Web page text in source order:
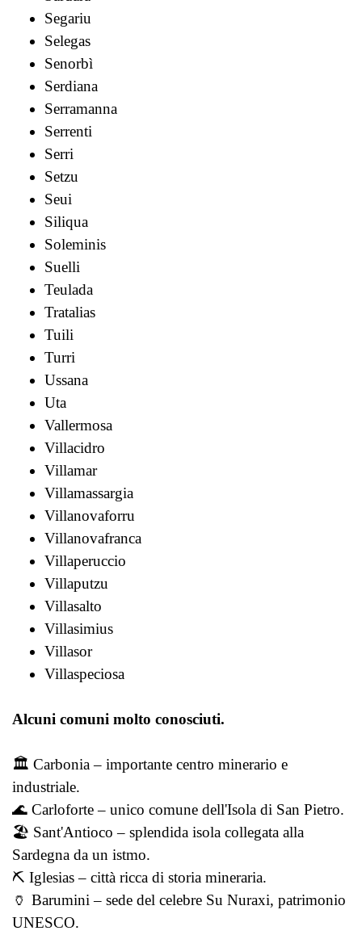
Segariu
Selegas
Senorbì
Serdiana
Serramanna
Serrenti
Serri
Setzu
Seui
Siliqua
Soleminis
Suelli
Teulada
Tratalias
Tuili
Turri
Ussana
Uta
Vallermosa
Villacidro
Villamar
Villamassargia
Villanovaforru
Villanovafranca
Villaperuccio
Villaputzu
Villasalto
Villasimius
Villasor
Villaspeciosa
Alcuni comuni molto conosciuti.
🏛️ Carbonia – importante centro minerario e
industriale.
🌊 Carloforte – unico comune dell'Isola di San Pietro.
🏖️ Sant'Antioco – splendida isola collegata alla
Sardegna da un istmo.
⛏️ Iglesias – città ricca di storia mineraria.
🏺 Barumini – sede del celebre Su Nuraxi, patrimonio
UNESCO.